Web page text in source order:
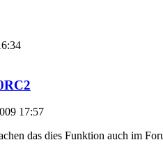
17:57
das dies Funktion auch im